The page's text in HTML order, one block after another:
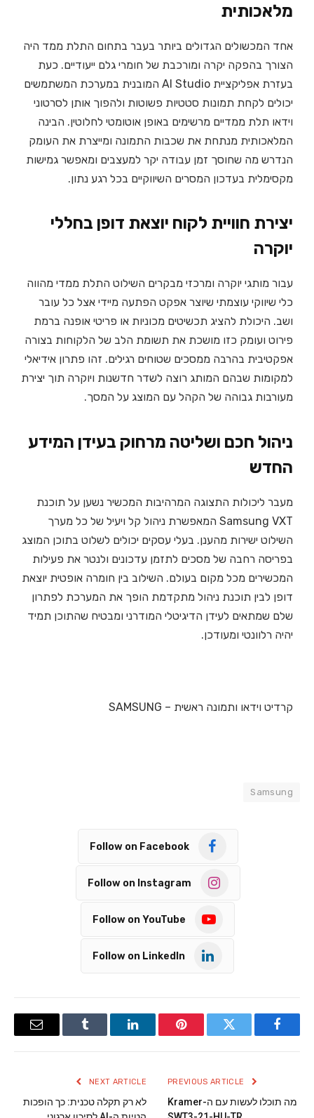
מלאכותית
אחד המכשולים הגדולים ביותר בעבר בתחום התלת ממד היה
הצורך בהפקה יקרה ומורכבת של חומרי גלם ייעודיים. כעת
בעזרת אפליקציית AI Studio המובנית במערכת המשתמשים
יכולים לקחת תמונות סטטיות פשוטות ולהפוך אותן לסרטוני
וידאו תלת ממדיים מרשימים באופן אוטומטי לחלוטין. הבינה
המלאכותית מנתחת את שכבות התמונה ומייצרת את העומק
הנדרש מה שחוסך זמן עבודה יקר למעצבים ומאפשר גמישות
מקסימלית בעדכון המסרים השיווקיים בכל רגע נתון.
יצירת חוויית לקוח יוצאת דופן בחללי
יוקרה
עבור מותגי יוקרה ומרכזי מבקרים השילוט התלת ממדי מהווה
כלי שיווקי עוצמתי שיוצר אפקט הפתעה מיידי אצל כל עובר
ושב. היכולת להציג תכשיטים מכוניות או פריטי אופנה ברמת
פירוט ועומק כזו מושכת את תשומת הלב של הלקוחות בצורה
אפקטיבית בהרבה ממסכים שטוחים רגילים. זהו פתרון אידיאלי
למקומות שבהם המותג רוצה לשדר חדשנות ויוקרה תוך יצירת
מעורבות גבוהה של הקהל עם המוצג על המסך.
ניהול חכם ושליטה מרחוק בעידן המידע
החדש
מעבר ליכולות התצוגה המרהיבות המכשיר נשען על תוכנת
Samsung VXT המאפשרת ניהול קל ויעיל של כל מערך
השילוט ישירות מהענן. בעלי עסקים יכולים לשלוט בתוכן המוצג
בפריסה רחבה של מסכים לתזמן עדכונים ולנטר את פעילות
המכשירים מכל מקום בעולם. השילוב בין חומרה אופטית יוצאת
דופן לבין תוכנת ניהול מתקדמת הופך את המערכת לפתרון
שלם שמתאים לעידן הדיגיטלי המודרני ומבטיח שהתוכן תמיד
יהיה רלוונטי ומעודכן.
קרדיט וידאו ותמונה ראשית – SAMSUNG
Samsung
Follow on Facebook
Follow on Instagram
Follow on YouTube
Follow on LinkedIn
Facebook
Twitter
Pinterest
LinkedIn
Tumblr
Email
מה תוכלו לעשות עם ה-Kramer
NEXT ARTICLE
לא רק תקלה טכנית: כך הופכות